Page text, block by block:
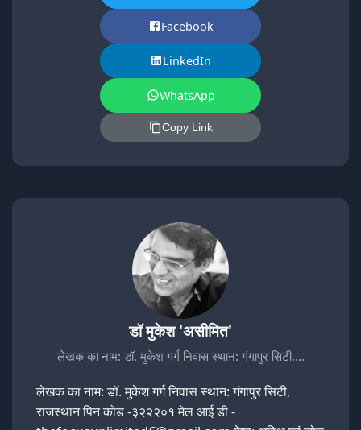
Facebook
LinkedIn
WhatsApp
Copy Link
डॉ मुकेश 'असीमित'
लेखक का नाम: डॉ. मुकेश गर्ग निवास स्थान: गंगापुर सिटी,…
लेखक का नाम: डॉ. मुकेश गर्ग निवास स्थान: गंगापुर सिटी,
राजस्थान पिन कोड -३२२२०१ मेल आई डी -